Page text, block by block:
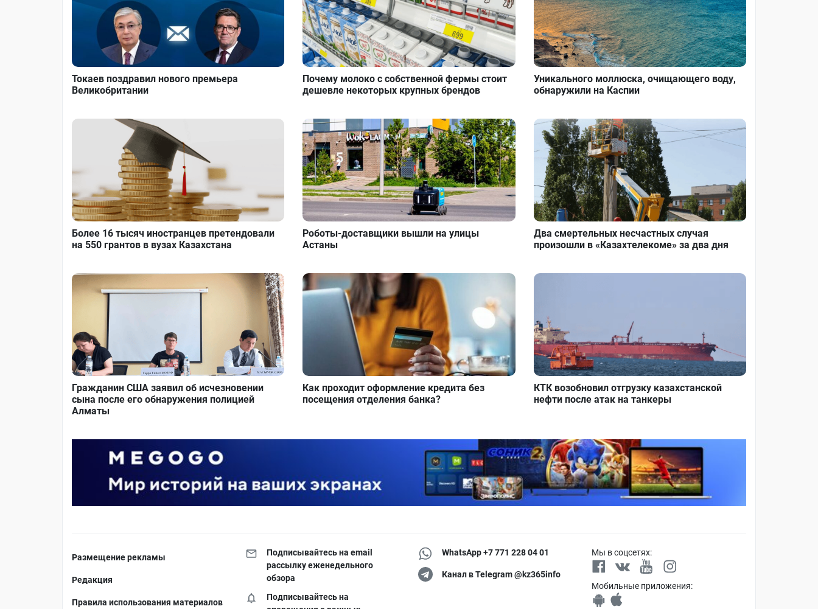
Токаев поздравил нового премьера
Великобритании
Почему молоко с собственной фермы стоит
дешевле некоторых крупных брендов
Уникального моллюска, очищающего воду,
обнаружили на Каспии
Более 16 тысяч иностранцев претендовали
на 550 грантов в вузах Казахстана
Роботы-доставщики вышли на улицы
Астаны
Два смертельных несчастных случая
произошли в «Казахтелекоме» за два дня
Гражданин США заявил об исчезновении
сына после его обнаружения полицией
Алматы
Как проходит оформление кредита без
посещения отделения банка?
КТК возобновил отгрузку казахстанской
нефти после атак на танкеры
Размещение рекламы
Редакция
Правила использования материалов
Подписывайтесь на email
рассылку еженедельного
обзора
Подписывайтесь на
WhatsApp +7 771 228 04 01
Канал в Telegram @kz365info
Мы в соцсетях:
Мобильные приложения: